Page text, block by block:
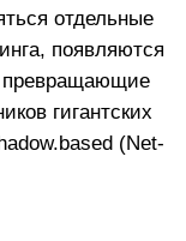
отдельные
появляются
превращающие
гигантских
(Net-